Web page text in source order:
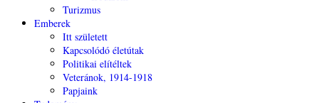
Turizmus
Emberek
Itt született
Kapcsolódó életútak
Politikai elítéltek
Veteránok, 1914-1918
Papjaink